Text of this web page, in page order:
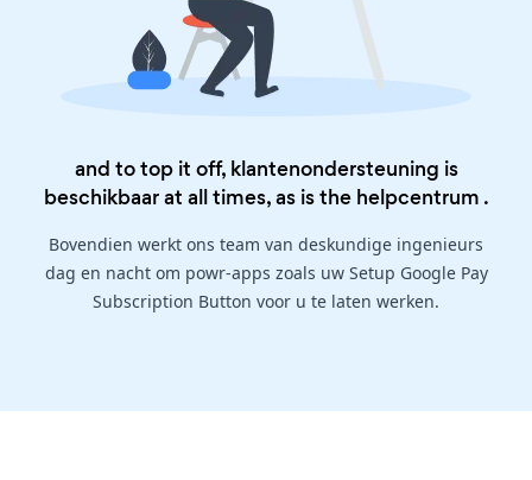
and to top it off, klantenondersteuning is
beschikbaar at all times, as is the helpcentrum .
Bovendien werkt ons team van deskundige ingenieurs
dag en nacht om powr-apps zoals uw Setup Google Pay
Subscription Button voor u te laten werken.